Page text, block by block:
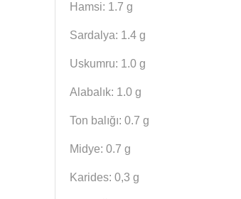
Hamsi: 1.7 g
Sardalya: 1.4 g
Uskumru: 1.0 g
Alabalık: 1.0 g
Ton balığı: 0.7 g
Midye: 0.7 g
Karides: 0,3 g